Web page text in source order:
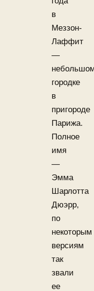
в
Меззон-
Лаффит
—
городке
в
пригороде
Парижа.
Полное
имя
—
Эмма
Шарлотта
Дюэрр,
по
некоторым
версиям
так
звали
ее